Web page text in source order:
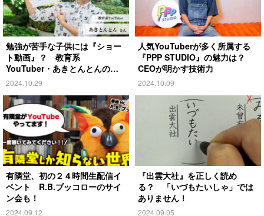
勉強が苦手な子供には『ショー
ト動画』？ 教育系
YouTuber・あきとんとんの戦
略とは
2024.10.29
人気YouTuberが多く所属する
『PPP STUDIO』の魅力は？
CEOが明かす技術力
2024.10.09
有隣堂、初の２４時間生配信イ
ベント R.B.ブッコローのサイ
ン会も！
2024.09.12
『出雲大社』を正しく読め
る？ 「いづもたいしゃ」では
ありません！
2024.09.05